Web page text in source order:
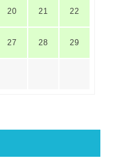
20 21 22
27 28 29